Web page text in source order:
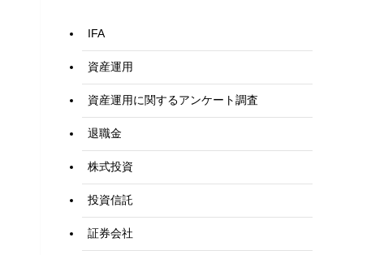
IFA
資産運用
資産運用に関するアンケート調査
退職金
株式投資
投資信託
証券会社